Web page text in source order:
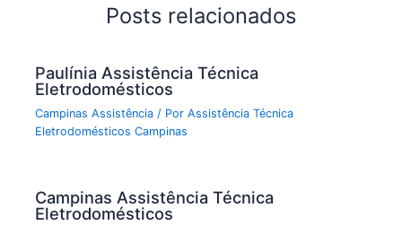
Posts relacionados
Paulínia Assistência Técnica
Eletrodomésticos
Campinas Assistência / PorAssistência Técnica
Eletrodomésticos Campinas
Campinas Assistência Técnica
Eletrodomésticos